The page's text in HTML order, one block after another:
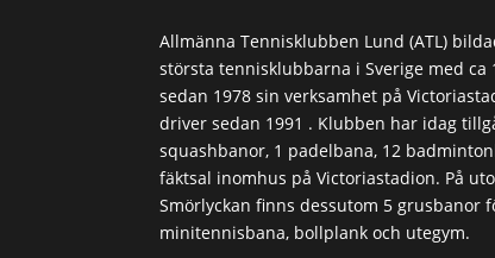
Allmänna Tennisklubben Lund (ATL)
största tennisklubbarna i Sverige med ca
sedan 1978 sin verksamhet på
driver sedan 1991 . Klubben har idag
squashbanor, 1 padelbana, 12
fäktsal inomhus på Victoriastadion. På
Smörlyckan finns dessutom 5 grusbanor
minitennisbana, bollplank och utegym.